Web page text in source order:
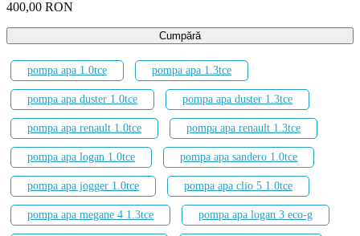
400,00 RON
Cumpără
pompa apa 1.0tce pompa apa 1.3tce
pompa apa duster 1.0tce pompa apa duster 1.3tce
pompa apa renault 1.0tce pompa apa renault 1.3tce
pompa apa logan 1.0tce pompa apa sandero 1.0tce
pompa apa jogger 1.0tce pompa apa clio 5 1.0tce
pompa apa megane 4 1.3tce pompa apa logan 3 eco-g